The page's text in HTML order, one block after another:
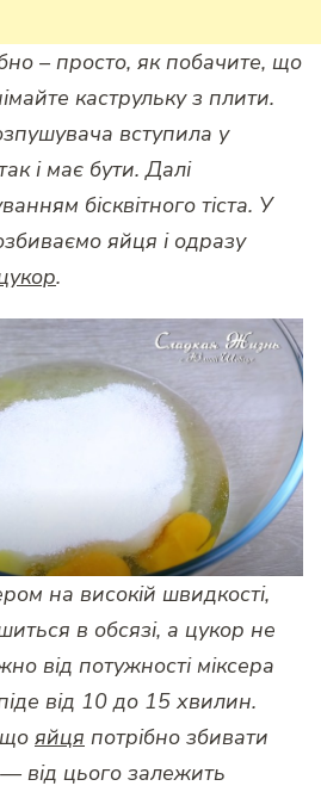
– просто, як побачите, що
каструльку з плити.
вступила у
і має бути. Далі
бісквітного тіста. У
яйця і одразу
.
на високій швидкості,
в обсязі, а цукор не
від потужності міксера
від 10 до 15 хвилин.
що яйця потрібно збивати
від цього залежить